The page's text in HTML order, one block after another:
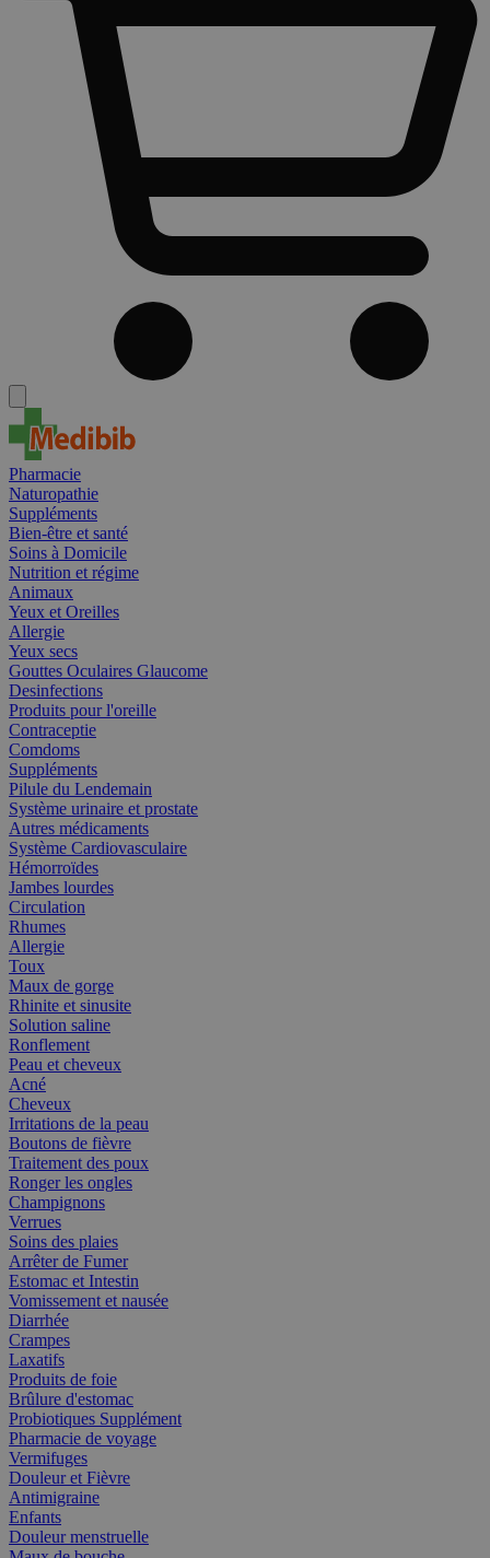
Pharmacie
Naturopathie
Suppléments
Bien-être et santé
Soins à Domicile
Nutrition et régime
Animaux
Yeux et Oreilles
Allergie
Yeux secs
Gouttes Oculaires Glaucome
Desinfections
Produits pour l'oreille
Contraceptie
Comdoms
Suppléments
Pilule du Lendemain
Système urinaire et prostate
Autres médicaments
Système Cardiovasculaire
Hémorroïdes
Jambes lourdes
Circulation
Rhumes
Allergie
Toux
Maux de gorge
Rhinite et sinusite
Solution saline
Ronflement
Peau et cheveux
Acné
Cheveux
Irritations de la peau
Boutons de fièvre
Traitement des poux
Ronger les ongles
Champignons
Verrues
Soins des plaies
Arrêter de Fumer
Estomac et Intestin
Vomissement et nausée
Diarrhée
Crampes
Laxatifs
Produits de foie
Brûlure d'estomac
Probiotiques Supplément
Pharmacie de voyage
Vermifuges
Douleur et Fièvre
Antimigraine
Enfants
Douleur menstruelle